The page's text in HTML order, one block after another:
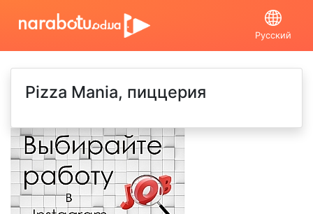
Русский
Pizza Mania, пиццерия